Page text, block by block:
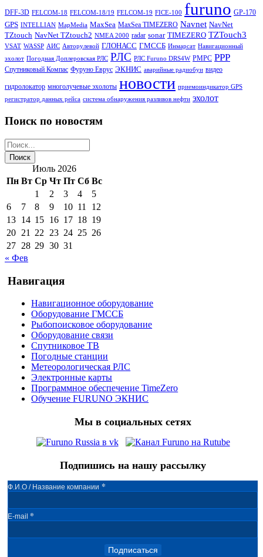
DFF-3D FELCOM-18 FELCOM-18/19 FELCOM-19 FICE-100 furuno GP-170
GPS INTELLIAN MapMedia MaxSea MaxSea TIMEZERO Navnet NavNet
TZtouch NavNet TZtouch2 NMEA 2000 radar sonar TIMEZERO TZTouch3
VSAT WASSP АИС Авторулевой ГЛОНАСС ГМССБ Инмарсат Навигационный
эхолот Погодная Доплеровская РЛС РЛС РЛС Furuno DRS4W РМРС РРР
Спутниковый Компас Фуруно Еврус ЭКНИС аварийные радиобуи видео
гидролокатор многолучевые эхолоты новости приемоиндикатор GPS
регистратор данных рейса система обнаружения разливов нефти эхолот
Поиск по новостям
Июль 2026
Пн Вт Ср Чт Пт Сб Вс
1
2 3 4
5
6
7 8 9 10 11
12
13 14 15 16 17 18 19
20 21 22 23 24 25 26
27 28 29 30 31
« Фев
Навигация
Навигационное оборудование
Оборудование ГМССБ
Рыбопоисковое оборудование
Оборудование связи
Спутниковое ТВ
Погодные станции
Метеорологическая РЛС
Электронные карты
Программное обеспечение TimeZero
Обучение FURUNO ЭКНИС
Мы в социальных сетях
Подпишись на нашу рассылку
Ф.И.О / Название компании *
E-mail *
Подписаться